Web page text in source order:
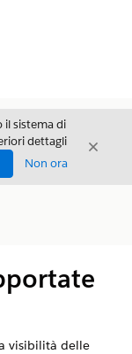
sistema di
dettagli
Non ora
Chiudi
visibilità delle